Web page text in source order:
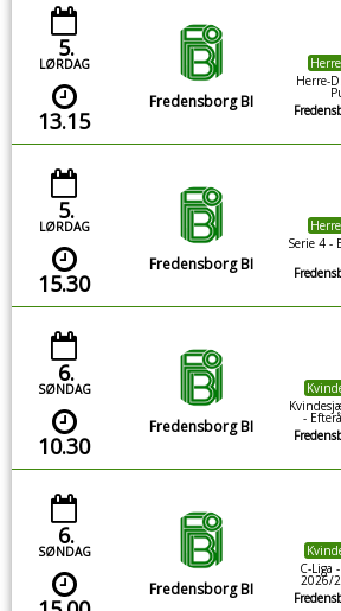
5.
LØRDAG
13.15
Fredensborg BI
Herre-
5.
LØRDAG
15.30
Fredensborg BI
Serie 4 -
6.
SØNDAG
10.30
Fredensborg BI
-
6.
SØNDAG
Fredensborg BI
C-Liga
2026/